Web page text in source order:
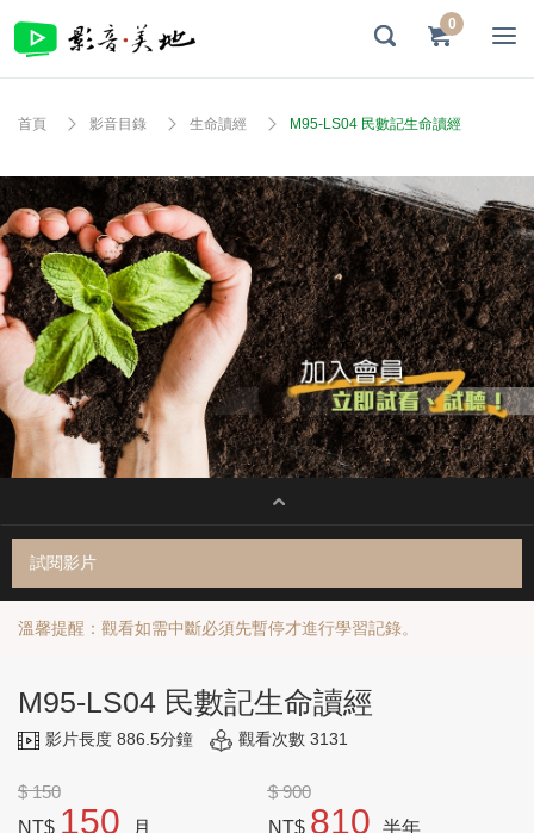
0
首頁 影音目錄 生命讀經 M95-LS04 民數記生命讀經
試閱影片
溫馨提醒：觀看如需中斷必須先暫停才進行學習記錄。
M95-LS04 民數記生命讀經
影片長度 886.5分鐘 觀看次數 3131
$ 150
NT$ 150 月
$ 900
NT$ 810 半年